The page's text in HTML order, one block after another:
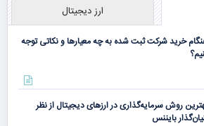
ارز دیجیتال
خرید شرکت ثبت شده به چه معیارها و نکاتی توجه
روش سرمایه‌گذاری در ارزهای دیجیتال از نظر
بایننس